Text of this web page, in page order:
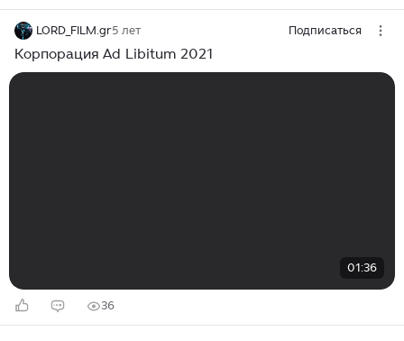
LORD_FILM.gr5 лет Подписаться
Корпорация Ad Libitum 2021
01:36
36